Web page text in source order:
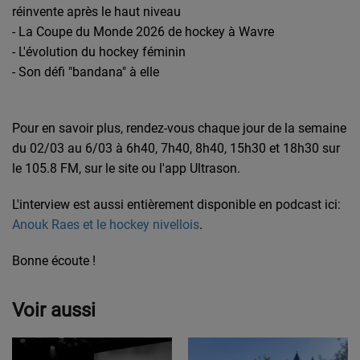
réinvente après le haut niveau
- La Coupe du Monde 2026 de hockey à Wavre
- L'évolution du hockey féminin
- Son défi "bandana" à elle
Pour en savoir plus, rendez-vous chaque jour de la semaine
du 02/03 au 6/03 à 6h40, 7h40, 8h40, 15h30 et 18h30 sur
le 105.8 FM, sur le site ou l'app Ultrason.
L'interview est aussi entièrement disponible en podcast ici:
Anouk Raes et le hockey nivellois.
Bonne écoute !
Voir aussi